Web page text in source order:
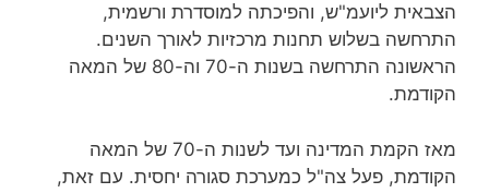
הצבאית ליועמ"ש, והפיכתה למוסדרת ורשמית,
התרחשה בשלוש תחנות מרכזיות לאורך השנים.
הראשונה התרחשה בשנות ה-70 וה-80 של המאה
הקודמת.
מאז הקמת המדינה ועד לשנות ה-70 של המאה
הקודמת, פעל צה"ל כמערכת סגורה יחסית. עם זאת,